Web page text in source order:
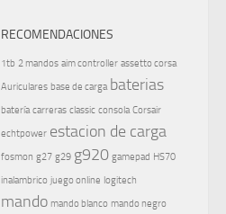
RECOMENDACIONES
1tb 2 mandos aim controller assetto corsa
Auriculares base de carga baterias
batería carreras classic consola Corsair
echtpower estacion de carga
fosmon g27 g29 g920 gamepad HS70
inalambrico juego online logitech
mando mando blanco mando negro